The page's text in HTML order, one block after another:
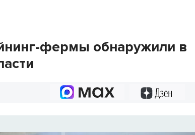
фермы обнаружили в